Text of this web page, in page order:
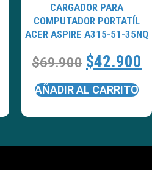
CARGADOR PARA
COMPUTADOR PORTATÍL
ACER ASPIRE A315-51-35NQ
$69.900 $42.900
AÑADIR AL CARRITO